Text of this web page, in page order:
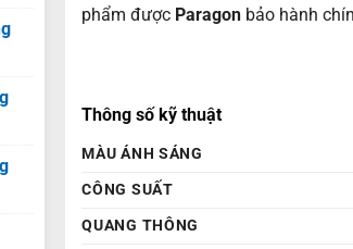
phẩm được Paragon bảo hành
Thông số kỹ thuật
MÀU ÁNH SÁNG
CÔNG SUẤT
QUANG THÔNG